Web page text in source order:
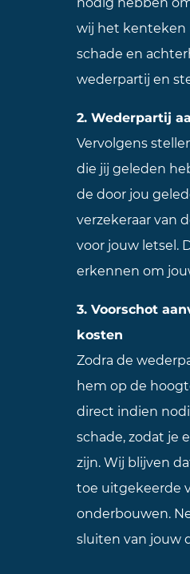
wij het kenteken
schade en
wederpartij en
2. Wederpartij
Vervolgens
die jij geleden
de door jou
verzekeraar van
voor jouw letsel.
erkennen om
3. Voorschot
kosten
Zodra de
hem op de
direct indien
schade, zodat je
zijn. Wij blijven
toe uitgekeerde
onderbouwen.
sluiten van jouw